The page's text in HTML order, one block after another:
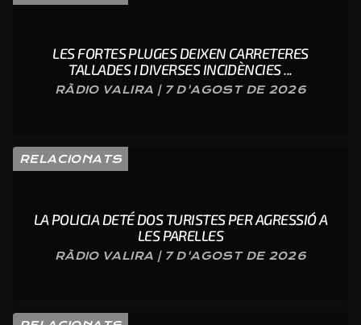
LES FORTES PLUGES DEIXEN CARRETERES
TALLADES I DIVERSES INCIDÈNCIES ...
RÀDIO VALIRA | 7 D'AGOST DE 2026
RELACIONATS
LA POLICIA DETÉ DOS TURISTES PER AGRESSIÓ A
LES PARELLES
RÀDIO VALIRA | 7 D'AGOST DE 2026